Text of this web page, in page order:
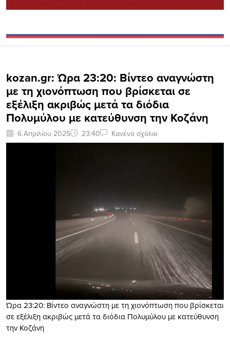
kozan.gr: Ώρα 23:20: Βίντεο αναγνώστη
με τη χιονόπτωση που βρίσκεται σε
εξέλιξη ακριβώς μετά τα διόδια
Πολυμύλου με κατεύθυνση την Κοζάνη
6 Απριλίου 2025 23:40 Κανένα σχόλιο
Ώρα 23:20: Βίντεο αναγνώστη με τη χιονόπτωση που βρίσκεται
σε εξέλιξη ακριβώς μετά τα διόδια Πολυμύλου με κατεύθυνση
την Κοζάνη